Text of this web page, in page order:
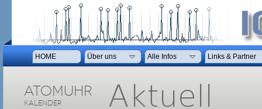
HOME
HOME Über uns
Über uns Alle Infos
Alle Infos Links & Partner
Links & Partner
Atomuhr
Kalender